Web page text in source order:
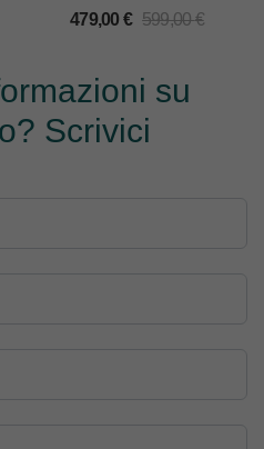
479,00 € 599,00€
su
Scrivici